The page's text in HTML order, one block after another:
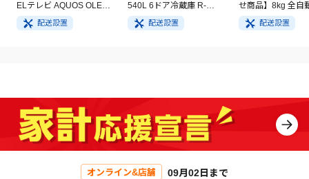
ELテレビ AQUOS OLED
4T-C55GQ3
配送設置
540L 6ドア冷蔵庫 R-
HW54V(N) ライトゴール
ド
配送設置
せ商品】8kg 全自
洗濯機 NA-
イト
配送設置
オンライン&店舗 09月02日まで